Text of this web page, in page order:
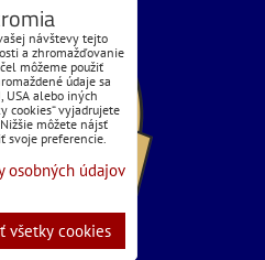
návštevy tejto
a zhromažďovanie
môžeme použiť
údaje sa
USA alebo iných
cookies“ vyjadrujete
môžete nájsť
svoje preferencie.
osobných údajov
všetky cookies